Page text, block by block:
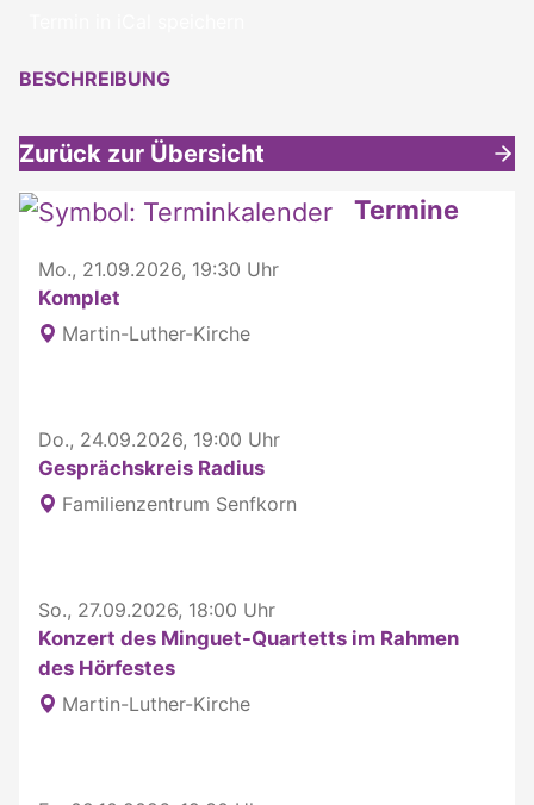
BESCHREIBUNG
Zurück zur Übersicht
Weitere interessante Inhalte Termine
Mo., 21.09.2026, 19:30 Uhr
Komplet
Martin-Luther-Kirche
Do., 24.09.2026, 19:00 Uhr
Gesprächskreis Radius
Familienzentrum Senfkorn
So., 27.09.2026, 18:00 Uhr
Konzert des Minguet-Quartetts im Rahmen
des Hörfestes
Martin-Luther-Kirche